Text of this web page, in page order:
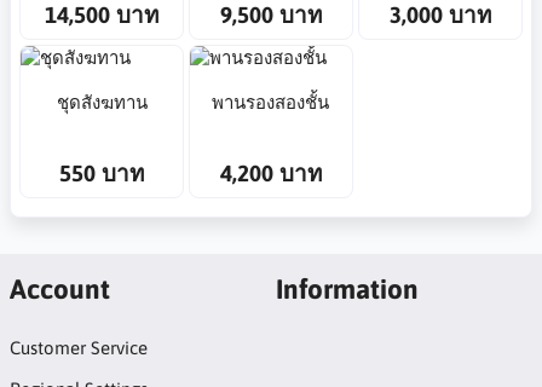
14,500 บาท 9,500 บาท 3,000 บาท
ชุดสังฆทาน
550 บาท
พานรองสองชั้น
4,200 บาท
Account
Customer Service
Information